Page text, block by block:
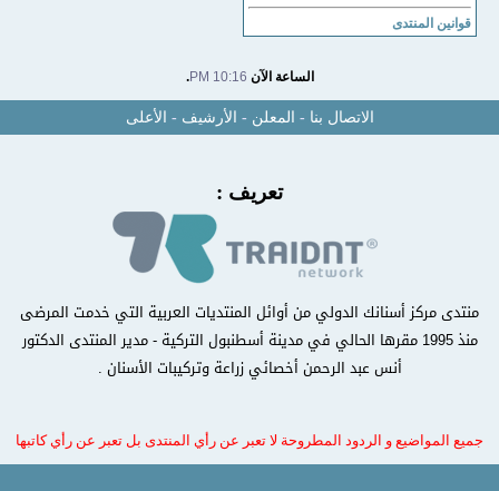
قوانين المنتدى
الساعة الآن10:16 PM
.
الاتصال بنا-المعلن-الأرشيف -الأعلى
تعريف :
منتدى مركز أسنانك الدولي من أوائل المنتديات العربية التي خدمت المرضى
منذ 1995 مقرها الحالي في مدينة أسطنبول التركية - مدير المنتدى الدكتور
أنس عبد الرحمن أخصائي زراعة وتركيبات الأسنان .
جميع المواضيع و الردود المطروحة لا تعبر عن رأي المنتدى بل تعبر عن رأي كاتبها